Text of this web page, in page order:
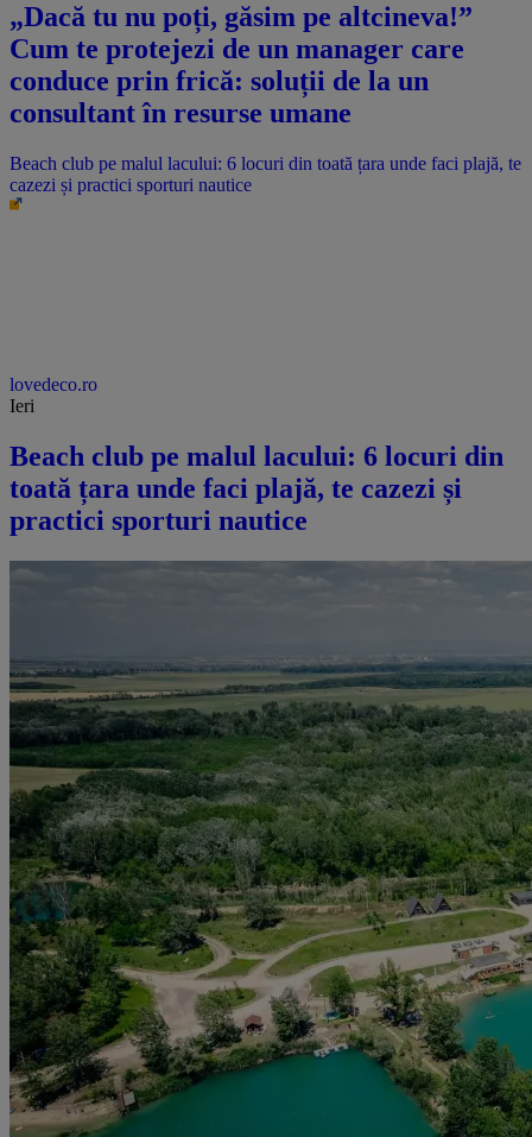
„Dacă tu nu poți, găsim pe altcineva!”
Cum te protejezi de un manager care
conduce prin frică: soluții de la un
consultant în resurse umane
Beach club pe malul lacului: 6 locuri din toată țara unde faci plajă, te
cazezi și practici sporturi nautice
lovedeco.ro
Ieri
Beach club pe malul lacului: 6 locuri din
toată țara unde faci plajă, te cazezi și
practici sporturi nautice